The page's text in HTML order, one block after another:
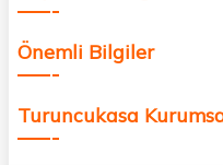
Önemli Bilgiler
Turuncukasa